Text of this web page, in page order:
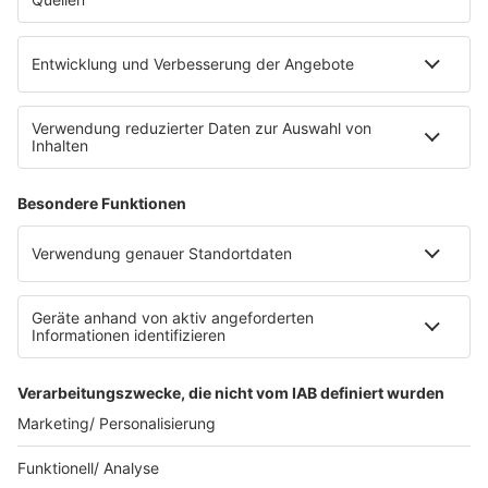
eröffnet. Direkt an der Medizinischen Klinik bietet es
E-Bikes über eine Photovoltaikanlage auf dem …
Impressum
Datenschutzerklärung
Datenschutzeinstellungen